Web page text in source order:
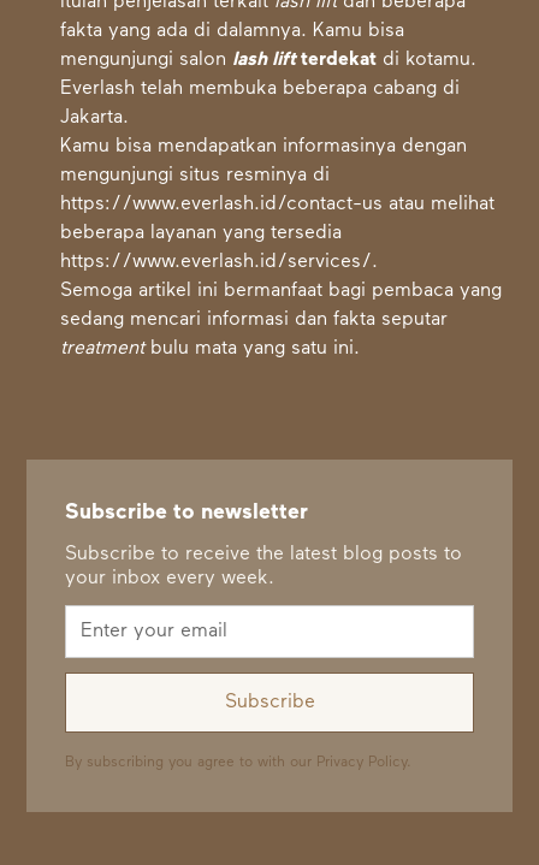
fakta yang ada di dalamnya. Kamu bisa
mengunjungi salon lash liftterdekat di kotamu.
Everlash telah membuka beberapa cabang di
Jakarta.
Kamu bisa mendapatkan informasinya dengan
mengunjungi situs resminya di
https://www.everlash.id/contact-us atau melihat
beberapa layanan yang tersedia
https://www.everlash.id/services/.
Semoga artikel ini bermanfaat bagi pembaca yang
sedang mencari informasi dan fakta seputar
treatmentbulu mata yang satu ini.
Subscribe to newsletter
Subscribe to receive the latest blog posts to
your inbox every week.
By subscribing you agree to with our Privacy Policy.